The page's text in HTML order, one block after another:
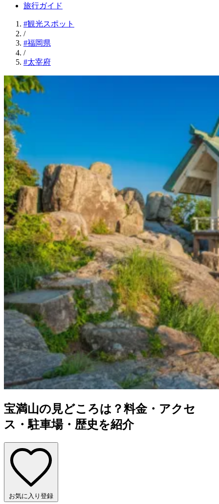
旅行ガイド
#観光スポット
/
#福岡県
/
#太宰府
宝満山の見どころは？料金・アクセ
ス・駐車場・歴史を紹介
お気に入り登録